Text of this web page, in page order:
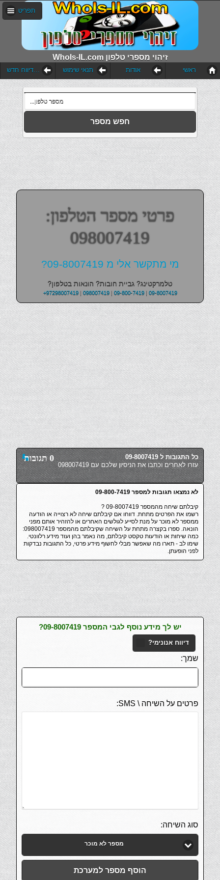
WhoIs-IL.com זיהוי מספרי טלפון
תפריט
הוסף דיווח חדש תנאי שימוש אודות ראשי
חפש מספר
פרטי מספר הטלפון:
098007419
מי מתקשר אלי מ 09-8007419?
טלמרקטינג? גביית חובות? הונאות בטלפון?
+97298007419| 098007419| 09-800-7419| 09-8007419
0 תגובות
כל התגובות ל 09-8007419
עזרו לאחרים וכתבו את הניסיון שלכם עם 098007419
לא נמצאו תגובות למספר 09-800-7419
קיבלתם שיחה מהמספר 09-8007419 ?
רשמו את הפרטים מתחת. דווחו אם קיבלתם שיחה לא רצוייה או הודעה
ממספר לא מוכר על מנת לסייע לגולשים האחרים או להזהיר אותם מפני
הונאה. ספרו בקצרה מתחת על השיחה שקיבלתם מהמספר 098007419:
כמה שיחות או הודעות טקסט קיבלתם, מה נאמר בהן ועוד מידע רלוונטי.
שימו לב - תארו מה שאפשר מבלי לחשוף מידע פרטי, כל התגובות נבדקות
לפני הופעתן.
יש לך מידע נוסף לגבי המספר 09-8007419?
דיווח אנונימי?
שמך:
פרטים על השיחה \ SMS:
סוג השיחה:
מספר לא מוכר
הוסף מספר למערכת